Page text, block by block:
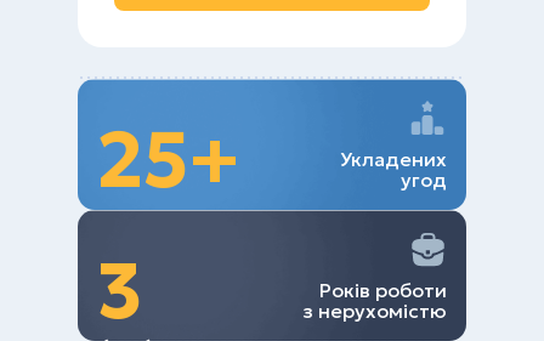
25+
Укладених
угод
3
Років роботи
з нерухомістю